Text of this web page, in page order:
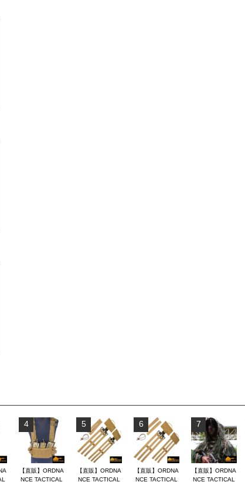
4
【直販】ORDNA
NCE TACTICAL
5
【直販】ORDNA
NCE TACTICAL
6
【直販】ORDNA
NCE TACTICAL
7
【直販】ORDNA
NCE TACTICAL